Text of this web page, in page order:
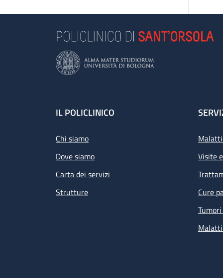
Footer
IL POLICLINICO
Chi siamo
Dove siamo
Carta dei servizi
Strutture
Visite
Cure